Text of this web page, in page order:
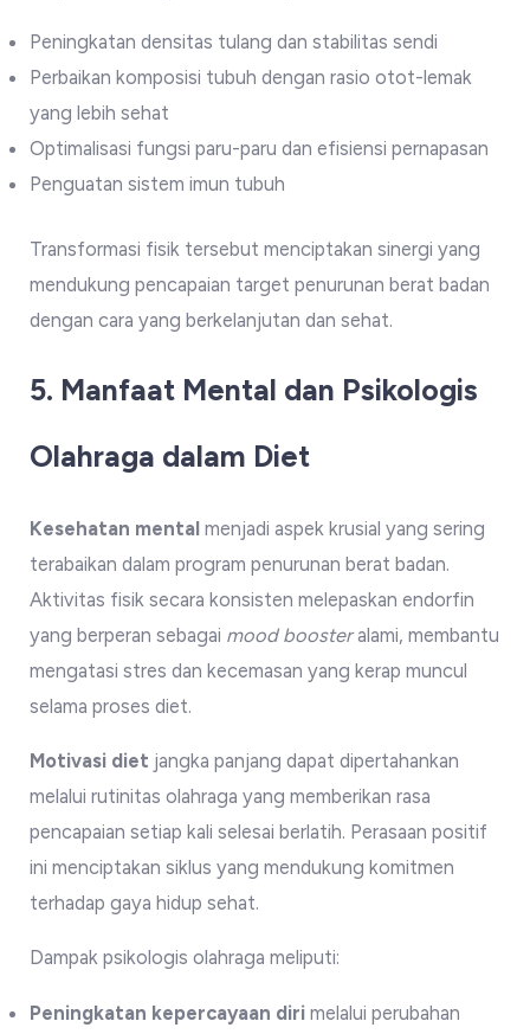
Peningkatan densitas tulang dan stabilitas sendi
Perbaikan komposisi tubuh dengan rasio otot-lemak
yang lebih sehat
Optimalisasi fungsi paru-paru dan efisiensi pernapasan
Penguatan sistem imun tubuh
Transformasi fisik tersebut menciptakan sinergi yang
mendukung pencapaian target penurunan berat badan
dengan cara yang berkelanjutan dan sehat.
5. Manfaat Mental dan Psikologis
Olahraga dalam Diet
Kesehatan mental menjadi aspek krusial yang sering
terabaikan dalam program penurunan berat badan.
Aktivitas fisik secara konsisten melepaskan endorfin
yang berperan sebagai mood boosteralami, membantu
mengatasi stres dan kecemasan yang kerap muncul
selama proses diet.
Motivasi diet jangka panjang dapat dipertahankan
melalui rutinitas olahraga yang memberikan rasa
pencapaian setiap kali selesai berlatih. Perasaan positif
ini menciptakan siklus yang mendukung komitmen
terhadap gaya hidup sehat.
Dampak psikologis olahraga meliputi:
Peningkatan kepercayaan diri melalui perubahan